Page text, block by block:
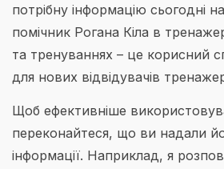
потрібну інформацію сьогодні
помічник Рогана Кіла в
та тренуваннях – це корисний
для нових відвідувачів
Щоб ефективніше
переконайтеся, що ви надали
інформації. Наприклад, я